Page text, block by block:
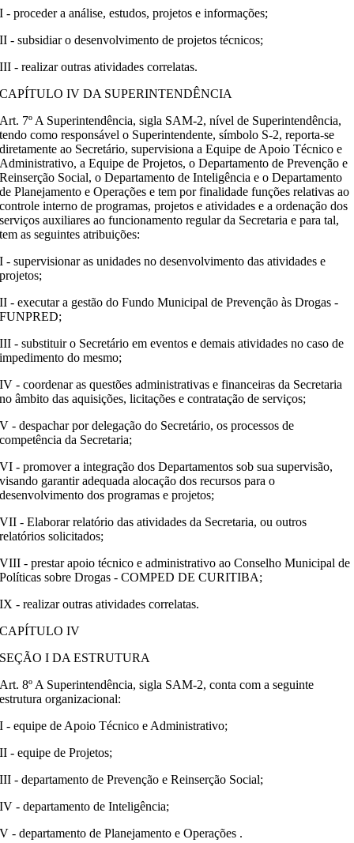
I - proceder a análise, estudos, projetos e informações;
II - subsidiar o desenvolvimento de projetos técnicos;
III - realizar outras atividades correlatas.
CAPÍTULO IV DA SUPERINTENDÊNCIA
Art. 7º A Superintendência, sigla SAM-2, nível de Superintendência,
tendo como responsável o Superintendente, símbolo S-2, reporta-se
diretamente ao Secretário, supervisiona a Equipe de Apoio Técnico e
Administrativo, a Equipe de Projetos, o Departamento de Prevenção e
Reinserção Social, o Departamento de Inteligência e o Departamento
de Planejamento e Operações e tem por finalidade funções relativas ao
controle interno de programas, projetos e atividades e a ordenação dos
serviços auxiliares ao funcionamento regular da Secretaria e para tal,
tem as seguintes atribuições:
I - supervisionar as unidades no desenvolvimento das atividades e
projetos;
II - executar a gestão do Fundo Municipal de Prevenção às Drogas -
FUNPRED;
III - substituir o Secretário em eventos e demais atividades no caso de
impedimento do mesmo;
IV - coordenar as questões administrativas e financeiras da Secretaria
no âmbito das aquisições, licitações e contratação de serviços;
V - despachar por delegação do Secretário, os processos de
competência da Secretaria;
VI - promover a integração dos Departamentos sob sua supervisão,
visando garantir adequada alocação dos recursos para o
desenvolvimento dos programas e projetos;
VII - Elaborar relatório das atividades da Secretaria, ou outros
relatórios solicitados;
VIII - prestar apoio técnico e administrativo ao Conselho Municipal de
Políticas sobre Drogas - COMPED DE CURITIBA;
IX - realizar outras atividades correlatas.
CAPÍTULO IV
SEÇÃO I DA ESTRUTURA
Art. 8º A Superintendência, sigla SAM-2, conta com a seguinte
estrutura organizacional:
I - equipe de Apoio Técnico e Administrativo;
II - equipe de Projetos;
III - departamento de Prevenção e Reinserção Social;
IV - departamento de Inteligência;
V - departamento de Planejamento e Operações .